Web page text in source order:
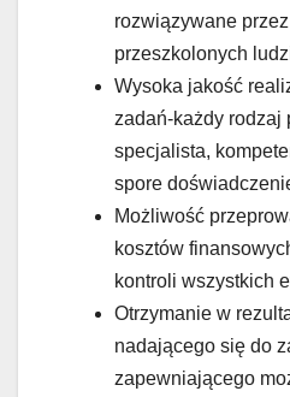
rozwiązywane
przeszkolonych
Wysoka jakość
zadań-każdy rodzaj
specjalista,
spore
Możliwość
kosztów
kontroli wszystkich
Otrzymanie w
nadającego się do
zapewniającego